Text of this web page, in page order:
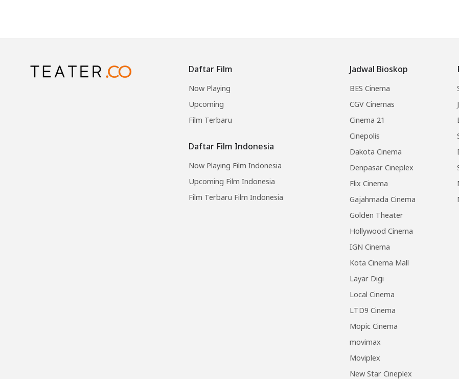
Daftar Film
Now Playing
Upcoming
Film Terbaru
Daftar Film Indonesia
Now Playing Film Indonesia
Upcoming Film Indonesia
Film Terbaru Film Indonesia
Jadwal Bioskop
BES Cinema
CGV Cinemas
Cinema 21
Cinepolis
Dakota Cinema
Denpasar Cineplex
Flix Cinema
Gajahmada Cinema
Golden Theater
Hollywood Cinema
IGN Cinema
Kota Cinema Mall
Layar Digi
Local Cinema
LTD9 Cinema
Mopic Cinema
movimax
Moviplex
New Star Cineplex